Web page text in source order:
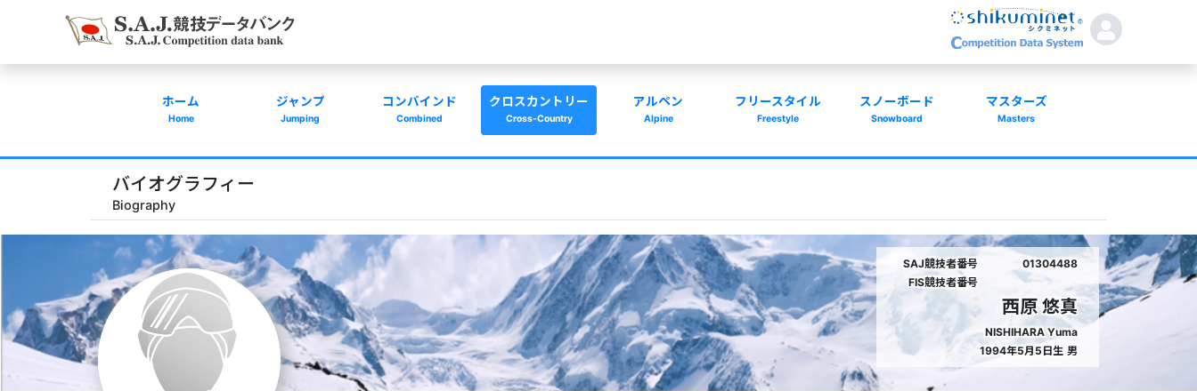
ホーム
Home
ジャンプ
Jumping
コンバインド
Combined
クロスカントリー
Cross-Country
アルペン
Alpine
フリースタイル
Freestyle
スノーボード
Snowboard
マスターズ
Masters
バイオグラフィー
Biography
SAJ競技者番号
01304488
FIS競技者番号
西原 悠真
NISHIHARA Yuma
1994年5月5日生 男